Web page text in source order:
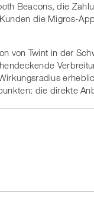
Beacons, die
die Migros-
von Twint in der
die direkte